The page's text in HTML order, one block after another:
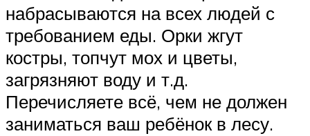
набрасываются на всех людей с
требованием еды. Орки жгут
костры, топчут мох и цветы,
загрязняют воду и т.д.
Перечисляете всё, чем не должен
заниматься ваш ребёнок в лесу.